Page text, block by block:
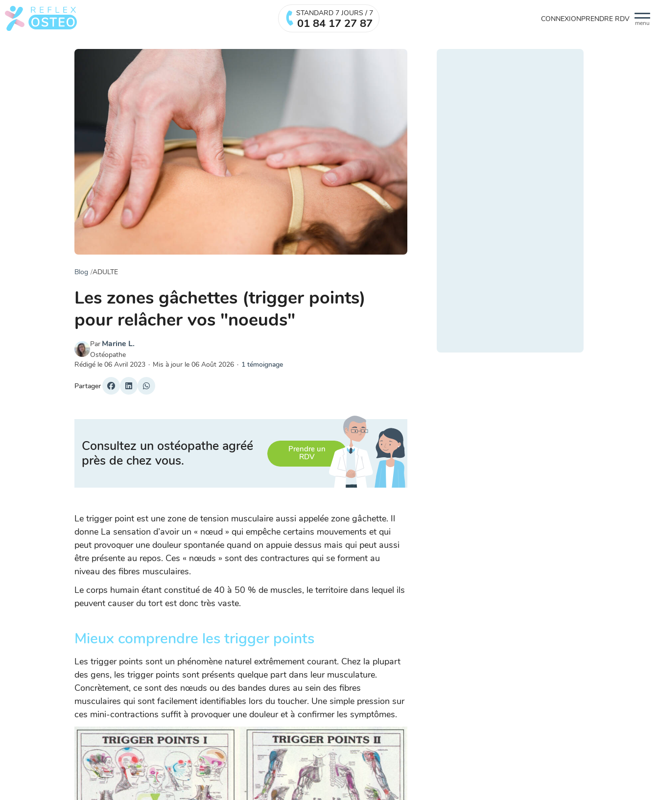
menu
STANDARD 7 JOURS / 7
01 84 17 27 87 CONNEXIONPRENDRE RDV
Blog ADULTE
Les zones gâchettes (trigger points)
pour relâcher vos "noeuds"
Par Marine L.
Ostéopathe
Rédigé le 06 Avril 2023 · Mis à jour le 06 Août 2026 · 1 témoignage
Partager
Consultez un ostéopathe agréé
près de chez vous.
Prendre un
RDV
Le trigger point est une zone de tension musculaire aussi appelée zone gâchette. Il
donne La sensation d’avoir un « nœud » qui empêche certains mouvements et qui
peut provoquer une douleur spontanée quand on appuie dessus mais qui peut aussi
être présente au repos. Ces « nœuds » sont des contractures qui se forment au
niveau des fibres musculaires.
Le corps humain étant constitué de 40 à 50 % de muscles, le territoire dans lequel ils
peuvent causer du tort est donc très vaste.
Mieux comprendre les trigger points
Les trigger points sont un phénomène naturel extrêmement courant. Chez la plupart
des gens, les trigger points sont présents quelque part dans leur musculature.
Concrètement, ce sont des nœuds ou des bandes dures au sein des fibres
musculaires qui sont facilement identifiables lors du toucher. Une simple pression sur
ces mini-contractions suffit à provoquer une douleur et à confirmer les symptômes.